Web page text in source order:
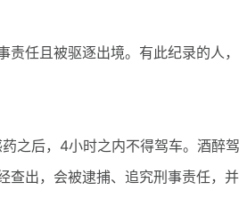
任且被驱逐出境。有此纪录的人，
之后，4小时之内不得驾车。酒醉驾
查出，会被逮捕、追究刑事责任，并